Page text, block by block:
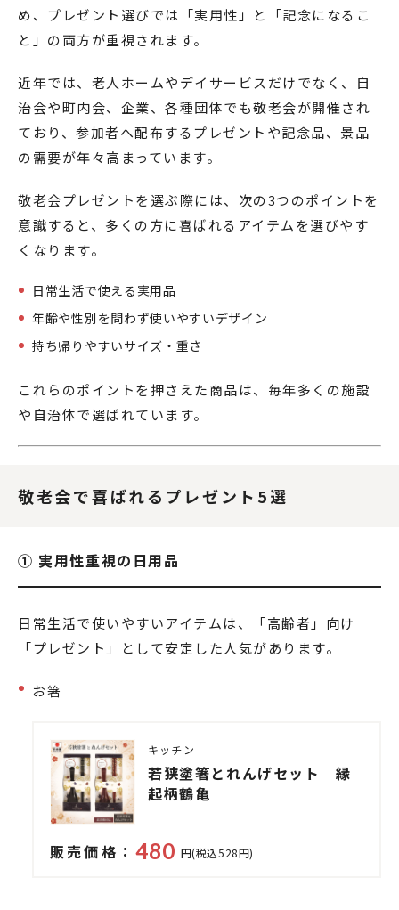
め、プレゼント選びでは「実用性」と「記念になるこ
と」の両方が重視されます。
近年では、老人ホームやデイサービスだけでなく、自
治会や町内会、企業、各種団体でも敬老会が開催され
ており、参加者へ配布するプレゼントや記念品、景品
の需要が年々高まっています。
敬老会プレゼントを選ぶ際には、次の3つのポイントを
意識すると、多くの方に喜ばれるアイテムを選びやす
くなります。
日常生活で使える実用品
年齢や性別を問わず使いやすいデザイン
持ち帰りやすいサイズ・重さ
これらのポイントを押さえた商品は、毎年多くの施設
や自治体で選ばれています。
敬老会で喜ばれるプレゼント5選
① 実用性重視の日用品
日常生活で使いやすいアイテムは、「高齢者」向け
「プレゼント」として安定した人気があります。
お箸
キッチン
若狭塗箸とれんげセット 縁
起柄鶴亀
販売価格： 480 円(税込528円)